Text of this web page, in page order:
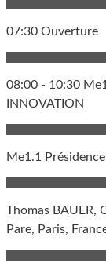
07:30 Ouverture
08:00 - 10:30
INNOVATION
Me1.1
Thomas BAUER,
Pare, Paris,